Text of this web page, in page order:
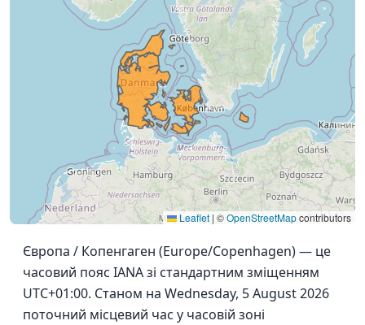
Leaflet | ©OpenStreetMapcontributors
Європа / Копенгаген (Europe/Copenhagen) — це
часовий пояс IANA зі стандартним зміщенням
UTC+01:00. Станом на Wednesday, 5 August 2026
поточний місцевий час у часовій зоні